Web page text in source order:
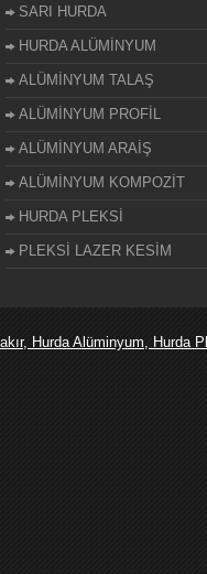
SARI HURDA
HURDA ALÜMİNYUM
ALÜMİNYUM TALAŞ
ALÜMİNYUM PROFİL
ALÜMİNYUM ARAİŞ
ALÜMİNYUM KOMPOZİT
HURDA PLEKSİ
PLEKSİ LAZER KESİM
Hurda Alüminyum,